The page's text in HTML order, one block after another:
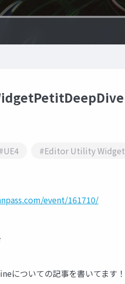
#Editor Utility Widget
event/161710/
についての記事を書いてます！